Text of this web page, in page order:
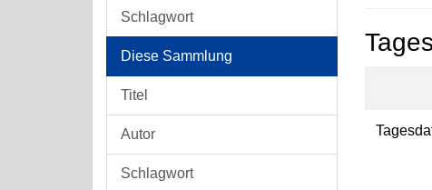
Schlagwort
Diese Sammlung
Titel
Autor
Schlagwort